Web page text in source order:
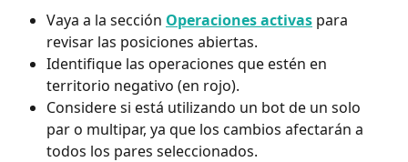
Vaya a la sección Operaciones activas para
revisar las posiciones abiertas.
Identifique las operaciones que estén en
territorio negativo (en rojo).
Considere si está utilizando un bot de un solo
par o multipar, ya que los cambios afectarán a
todos los pares seleccionados.